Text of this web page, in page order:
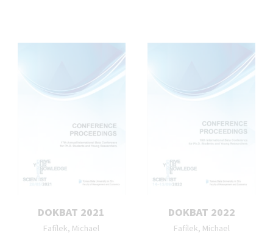
DOKBAT 2021
Autor publikace:
Fafílek, Michael
DOKBAT 2022
Autor publikace:
Fafílek, Michael